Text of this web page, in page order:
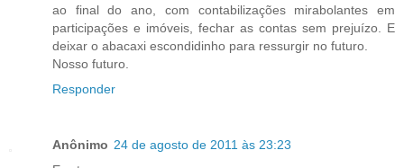
ao final do ano, com contabilizações mirabolantes em
participações e imóveis, fechar as contas sem prejuízo. E
deixar o abacaxi escondidinho para ressurgir no futuro.
Nosso futuro.
Responder
Anônimo 24 de agosto de 2011 às 23:23